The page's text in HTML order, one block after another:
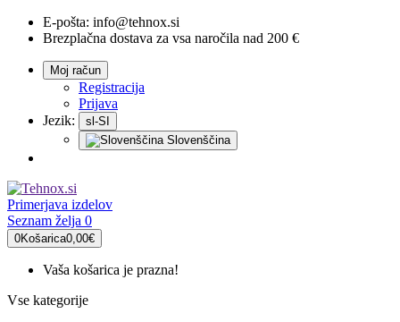
E-pošta: info@tehnox.si
Brezplačna dostava za vsa naročila nad 200 €
Moj račun
Registracija
Prijava
Jezik:
sl-SI
Slovenščina
Primerjava izdelov
Seznam želja 0
0Košarica0,00€
Vaša košarica je prazna!
Vse kategorije